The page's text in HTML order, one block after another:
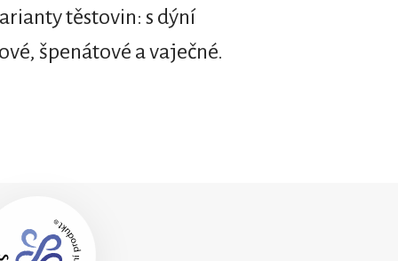
těstovin: s dýní
špenátové a vaječné.